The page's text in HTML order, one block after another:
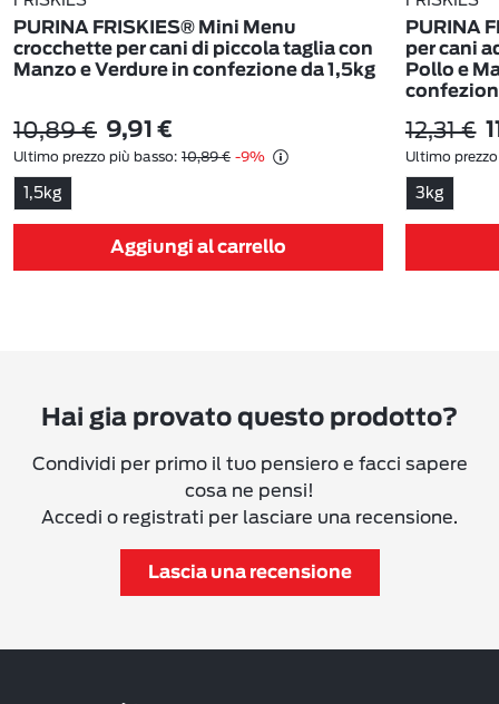
PURINA FRISKIES® Mini Menu
crocchette per cani di piccola taglia con
Manzo e Verdure in confezione da 1,5kg
10,89 € 9,91 €
Ultimo prezzo più basso: 10,89 € -9%
1,5kg
Aggiungi al carrello
PURINA
per cani
Pollo e
12,31 €
Ultimo
3kg
Hai gia provato questo prodotto?
Condividi per primo il tuo pensiero e facci sapere
cosa ne pensi!
Accedi o registrati per lasciare una recensione.
Lascia una recensione